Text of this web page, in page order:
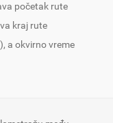
početak rute
kraj rute
a okvirno vreme